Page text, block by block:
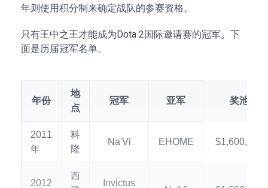
年则使用积分制来确定战队的参赛资格。
只有王中之王才能成为Dota 2国际邀请赛的冠军。下
面是历届冠军名单。
年份
地
点
冠军 亚军 奖池
2011
年
科
隆
Na'Vi EHOME $1,600,000
2012
西
Invictus